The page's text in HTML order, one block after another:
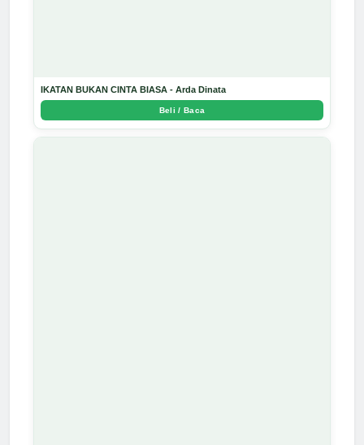
IKATAN BUKAN CINTA BIASA - Arda Dinata
Beli / Baca